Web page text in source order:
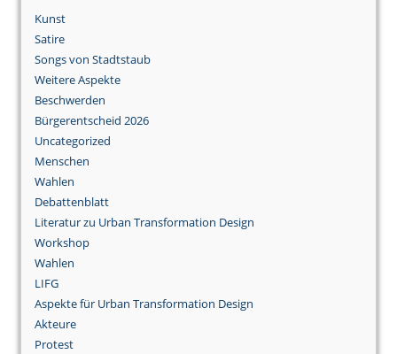
Kunst
Satire
Songs von Stadtstaub
Weitere Aspekte
Beschwerden
Bürgerentscheid 2026
Uncategorized
Menschen
Wahlen
Debattenblatt
Literatur zu Urban Transformation Design
Workshop
Wahlen
LIFG
Aspekte für Urban Transformation Design
Akteure
Protest